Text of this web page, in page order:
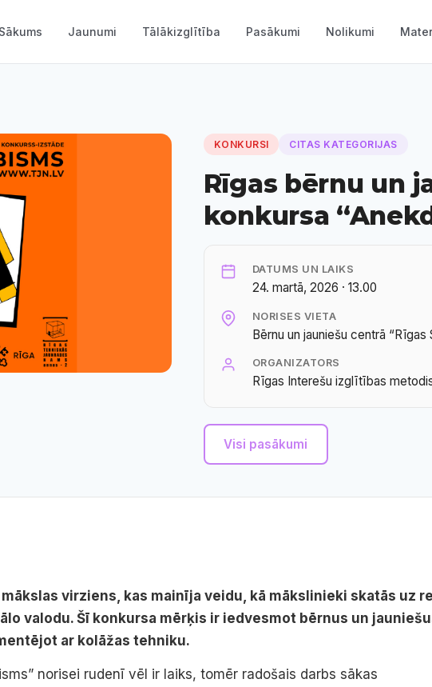
Sākums Jaunumi Tālākizglītība Pasākumi Nolikumi
KONKURSI CITAS KATEGORIJAS
Rīgas bērnu un
konkursa
DATUMS UN LAIKS
24. martā, 2026 · 13.00
NORISES VIETA
Bērnu un jauniešu centrā
ORGANIZATORS
Rīgas Interešu izglītības
Visi pasākumi
virziens, kas mainīja veidu, kā mākslinieki skatās uz
valodu. Šī konkursa mērķis ir iedvesmot bērnus un
ar kolāžas tehniku.
norisei rudenī vēl ir laiks, tomēr radošais darbs sākas